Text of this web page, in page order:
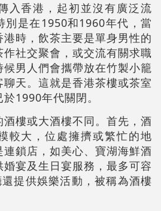
入香港，起初並沒有廣泛流
別是在1950和1960年代，當
時，飲茶主要是單身男性的
社交聚會，或交流有關求職
男人們會攜帶放在竹製小籠
天。這就是香港茶樓或茶室
1990年代關閉。
樓或大酒樓不同。首先，酒
較大，位處擁擠或繁忙的地
鎖店，如美心、寶湖海鮮酒
宴及生日宴服務，最多可容
提供娛樂活動，被稱為酒樓